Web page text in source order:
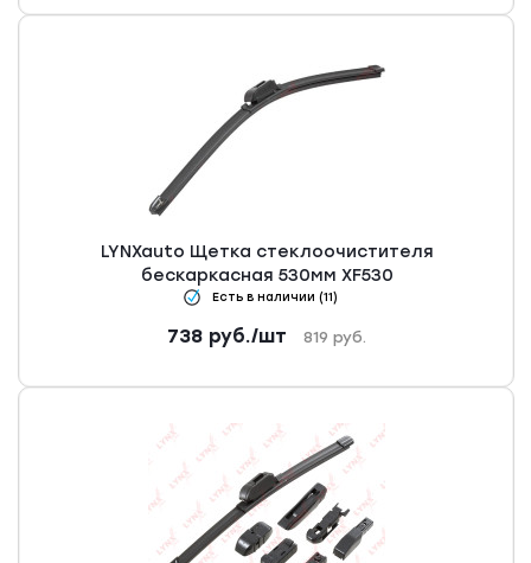
LYNXauto Щетка стеклоочистителя
бескаркасная 530мм XF530
Есть в наличии (11)
738 руб./шт 819 руб.